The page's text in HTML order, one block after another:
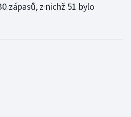
zápasů, z nichž 51 bylo